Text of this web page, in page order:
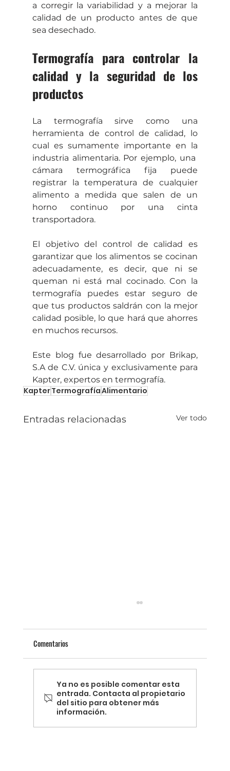
a corregir la variabilidad y a mejorar la
calidad de un producto antes de que
sea desechado.
Termografía para controlar la
calidad y la seguridad de los
productos
La termografía sirve como una
herramienta de control de calidad, lo
cual es sumamente importante en la
industria alimentaria. Por ejemplo, una
cámara termográfica fija puede
registrar la temperatura de cualquier
alimento a medida que salen de un
horno continuo por una cinta
transportadora.
El objetivo del control de calidad es
garantizar que los alimentos se cocinan
adecuadamente, es decir, que ni se
queman ni está mal cocinado. Con la
termografía puedes estar seguro de
que tus productos saldrán con la mejor
calidad posible, lo que hará que ahorres
en muchos recursos.
Este blog fue desarrollado por Brikap,
S.A de C.V. única y exclusivamente para
Kapter, expertos en termografía.
KapterTermografíaAlimentario
Entradas relacionadas Ver todo
Comentarios
Ya no es posible comentar esta
entrada. Contacta al propietario
del sitio para obtener más
información.